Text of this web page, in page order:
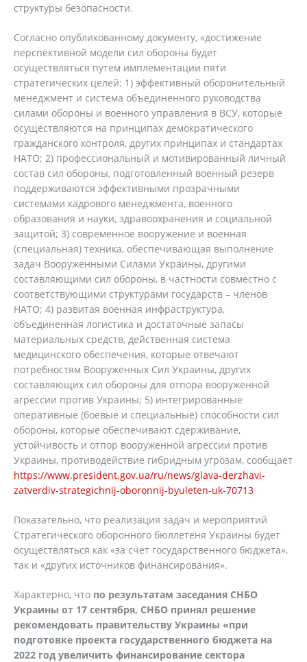
структуры безопасности.
Согласно опубликованному документу, «достижение
перспективной модели сил обороны будет
осуществляться путем имплементации пяти
стратегических целей: 1) эффективный оборонительный
менеджмент и система объединенного руководства
силами обороны и военного управления в ВСУ, которые
осуществляются на принципах демократического
гражданского контроля, других принципах и стандартах
НАТО; 2) профессиональный и мотивированный личный
состав сил обороны, подготовленный военный резерв
поддерживаются эффективными прозрачными
системами кадрового менеджмента, военного
образования и науки, здравоохранения и социальной
защитой; 3) современное вооружение и военная
(специальная) техника, обеспечивающая выполнение
задач Вооруженными Силами Украины, другими
составляющими сил обороны, в частности совместно с
соответствующими структурами государств – членов
НАТО; 4) развитая военная инфраструктура,
объединенная логистика и достаточные запасы
материальных средств, действенная система
медицинского обеспечения, которые отвечают
потребностям Вооруженных Сил Украины, других
составляющих сил обороны для отпора вооруженной
агрессии против Украины; 5) интегрированные
оперативные (боевые и специальные) способности сил
обороны, которые обеспечивают сдерживание,
устойчивость и отпор вооруженной агрессии против
Украины, противодействие гибридным угрозам, сообщает
https://www.president.gov.ua/ru/news/glava-derzhavi-
zatverdiv-strategichnij-oboronnij-byuleten-uk-70713
Показательно, что реализация задач и мероприятий
Стратегического оборонного бюллетеня Украины будет
осуществляться как «за счет государственного бюджета»,
так и «других источников финансирования».
Характерно, что по результатам заседания СНБО
Украины от 17 сентября, СНБО принял решение
рекомендовать правительству Украины «при
подготовке проекта государственного бюджета на
2022 год увеличить финансирование сектора